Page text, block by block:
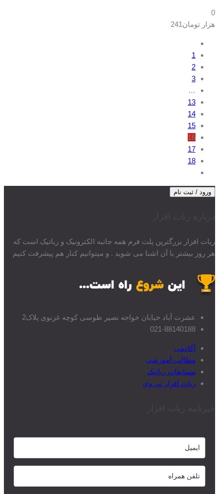
0
هزار تومان241
1
2
3
…
13
14
15
16
17
18
ورود / ثبت نام
ربات افزار بزرگترین پلت فرم همه جانبه الکترونیک و رباتیک است که
هر روز بیشتر با آن اشنا می شوید . و میتوانیم کنار هم پیشرفت کنیم
عشرت آباد خیابان خواجه نصیر طوسی کوچه غزنوی پلاک2
021-88140188
آکادمی
مطالب آموزشی
مسابقات رباتیک
ربات افزار تی وی